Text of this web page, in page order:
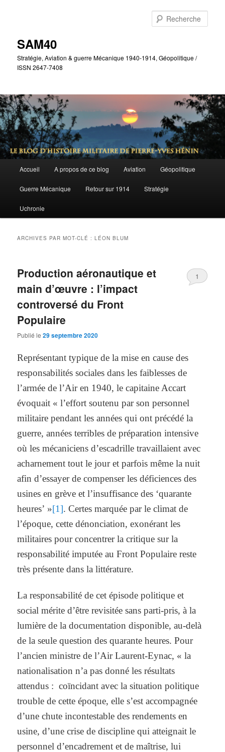
SAM40
Stratégie, Aviation & guerre Mécanique 1940-1914, Géopolitique /
ISSN 2647-7408
principal
Accueil A propos de ce blog Aviation Géopolitique
Guerre Mécanique Retour sur 1914 Stratégie
Uchronie
ARCHIVES PAR MOT-CLÉ :LÉON BLUM
Production aéronautique et
main d’œuvre : l’impact
controversé du Front
Populaire
Publié le29 septembre 2020
1
Représentant typique de la mise en cause des
responsabilités sociales dans les faiblesses de
l’armée de l’Air en 1940, le capitaine Accart
évoquait « l’effort soutenu par son personnel
militaire pendant les années qui ont précédé la
guerre, années terribles de préparation intensive
où les mécaniciens d’escadrille travaillaient avec
acharnement tout le jour et parfois même la nuit
afin d’essayer de compenser les déficiences des
usines en grève et l’insuffisance des ‘quarante
heures’ »[1]. Certes marquée par le climat de
l’époque, cette dénonciation, exonérant les
militaires pour concentrer la critique sur la
responsabilité imputée au Front Populaire reste
très présente dans la littérature.
La responsabilité de cet épisode politique et
social mérite d’être revisitée sans parti-pris, à la
lumière de la documentation disponible, au-delà
de la seule question des quarante heures. Pour
l’ancien ministre de l’Air Laurent-Eynac, « la
nationalisation n’a pas donné les résultats
attendus : coïncidant avec la situation politique
trouble de cette époque, elle s’est accompagnée
d’une chute incontestable des rendements en
usine, d’une crise de discipline qui atteignait le
personnel d’encadrement et de maîtrise, lui